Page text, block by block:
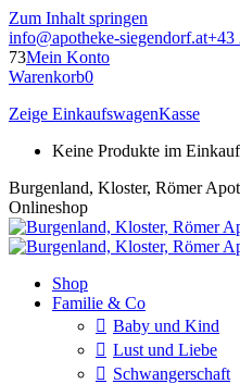
Zum Inhalt springen
info@apotheke-siegendorf.at+43
73Mein Konto
Warenkorb0
Zeige EinkaufswagenKasse
Keine Produkte im
Burgenland, Kloster, Römer
Onlineshop
Shop
Familie & Co
Baby und Kind
Lust und Liebe
Schwangerschaft